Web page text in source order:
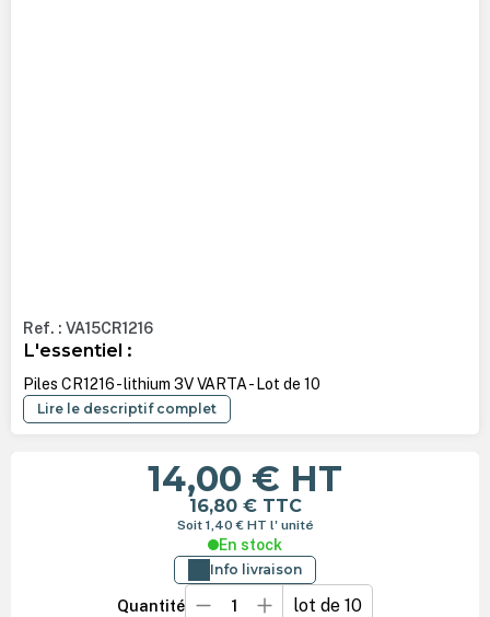
Ref. : VA15CR1216
L'essentiel :
Piles CR1216 - lithium 3V VARTA - Lot de 10
Lire le descriptif complet
14,00 € HT
16,80 € TTC
Soit 1,40 € HT l' unité
En stock
Info livraison
Quantité lot de 10